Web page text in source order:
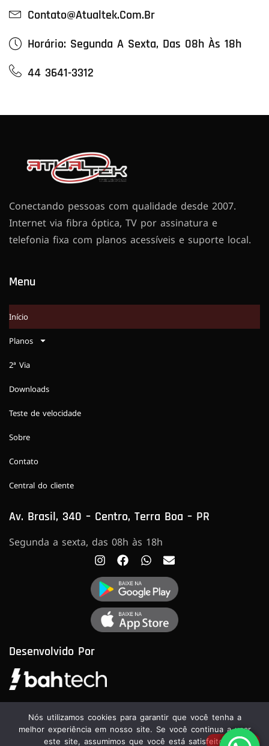
Contato@atualtek.com.br
Horário: Segunda A Sexta, Das 08h Às 18h
44 3641-3312
Conectando pessoas com qualidade desde 2007.
Internet via fibra óptica, TV por assinatura e
telefonia fixa com planos acessíveis e suporte local.
Menu
Início
Planos
2ª Via
Downloads
Teste de velocidade
Sobre
Contato
Central do cliente
Av. Brasil, 340 – Centro, Terra Boa – PR
Segunda a sexta, das 08h às 18h
Desenvolvido Por
Nós utilizamos cookies para garantir que você tenha a
melhor experiência em nosso site. Se você continua a usar
este site, assumimos que você está satisfeito.